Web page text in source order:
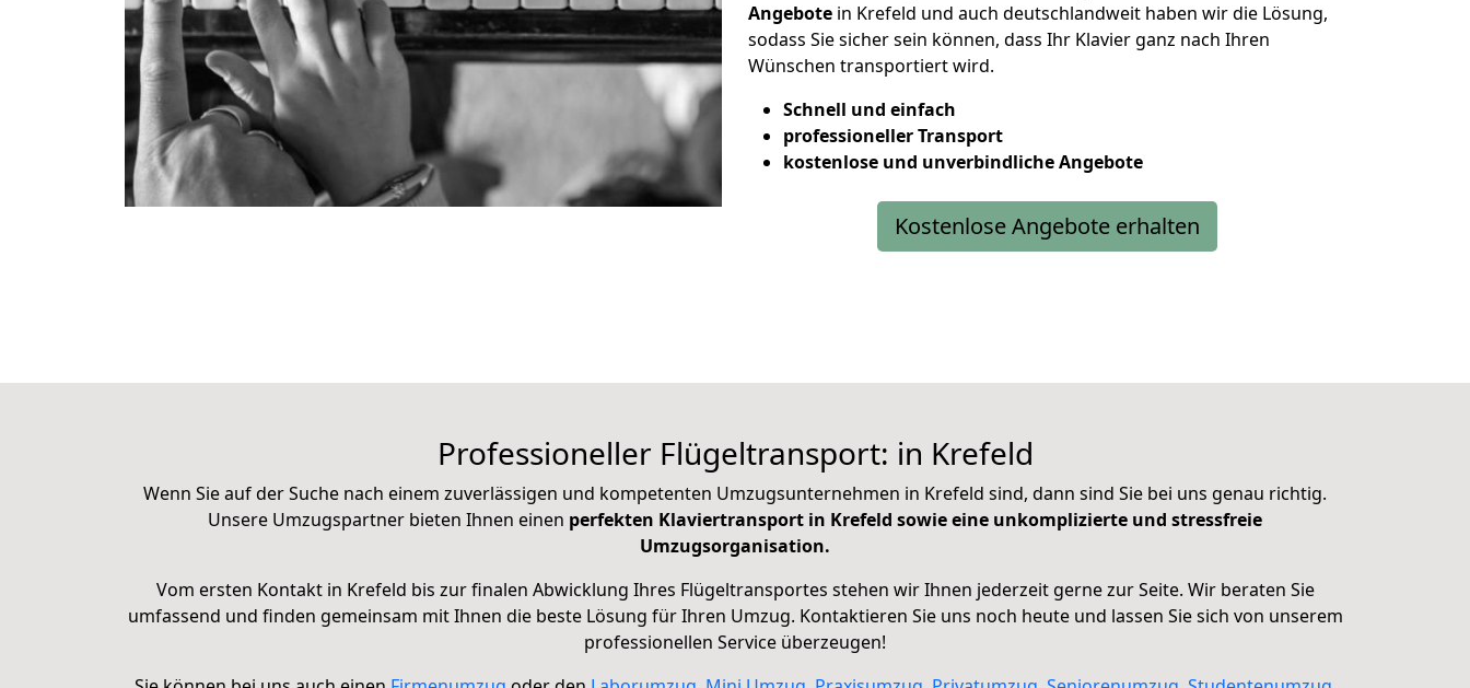
Angebote in Krefeld und auch deutschlandweit haben wir die Lösung,
sodass Sie sicher sein können, dass Ihr Klavier ganz nach Ihren
Wünschen transportiert wird.
Schnell und einfach
professioneller Transport
kostenlose und unverbindliche Angebote
Kostenlose Angebote erhalten
Professioneller Flügeltransport: in Krefeld
Wenn Sie auf der Suche nach einem zuverlässigen und kompetenten Umzugsunternehmen in Krefeld sind, dann sind Sie bei uns genau richtig.
Unsere Umzugspartner bieten Ihnen einen perfekten Klaviertransport in Krefeld sowie eine unkomplizierte und stressfreie
Umzugsorganisation.
Vom ersten Kontakt in Krefeld bis zur finalen Abwicklung Ihres Flügeltransportes stehen wir Ihnen jederzeit gerne zur Seite. Wir beraten Sie
umfassend und finden gemeinsam mit Ihnen die beste Lösung für Ihren Umzug. Kontaktieren Sie uns noch heute und lassen Sie sich von unserem
professionellen Service überzeugen!